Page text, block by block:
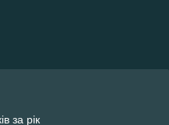
за рік